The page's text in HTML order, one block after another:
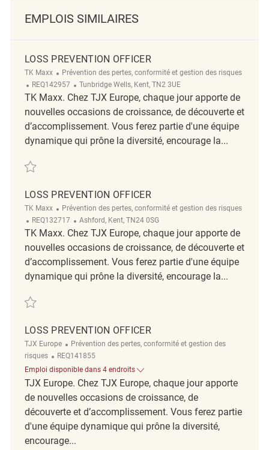
EMPLOIS SIMILAIRES
LOSS PREVENTION OFFICER
TK Maxx Catégorie
Prévention des pertes, conformité et gestion des risques
ReqId
REQ142957 Emplacement
Tunbridge Wells, Kent, TN2 3UE
TK Maxx. Chez TJX Europe, chaque jour apporte de
nouvelles occasions de croissance, de découverte et
d’accomplissement. Vous ferez partie d'une équipe
dynamique qui prône la diversité, encourage la...
Sauvegarder Loss Prevention Officer REQ142957
LOSS PREVENTION OFFICER
TK Maxx Catégorie
Prévention des pertes, conformité et gestion des risques
ReqId
REQ132717 Emplacement
Ashford, Kent, TN24 0SG
TK Maxx. Chez TJX Europe, chaque jour apporte de
nouvelles occasions de croissance, de découverte et
d’accomplissement. Vous ferez partie d'une équipe
dynamique qui prône la diversité, encourage la...
Sauvegarder Loss Prevention Officer REQ132717
LOSS PREVENTION OFFICER
TJX Europe Catégorie
Prévention des pertes, conformité et gestion des
risques
ReqId
REQ141855
Emploi disponible dans 4 endroits
TJX Europe. Chez TJX Europe, chaque jour apporte
de nouvelles occasions de croissance, de
découverte et d’accomplissement. Vous ferez partie
d'une équipe dynamique qui prône la diversité,
encourage...